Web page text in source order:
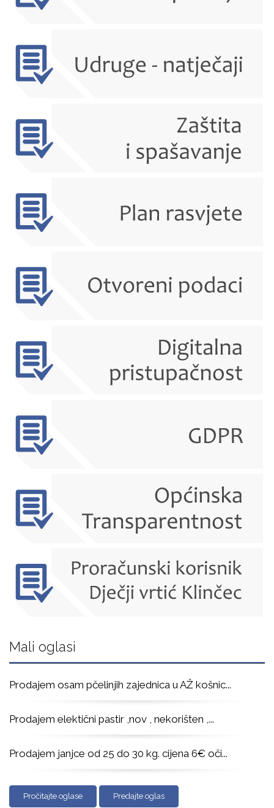
Mali oglasi
Prodajem osam pčelinjih zajednica u AŽ košnic...
Prodajem elektični pastir ,nov , nekorišten ,...
Prodajem janjce od 25 do 30 kg. cijena 6€ oči...
Pročitajte oglase Predajte oglas